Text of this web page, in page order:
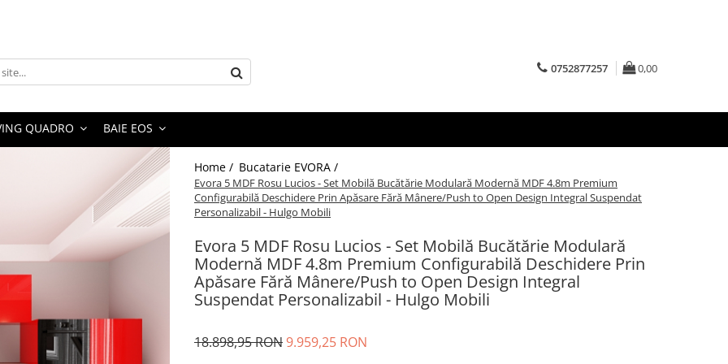
0752877257 0,00
QUADRO BAIE EOS
Home / Bucatarie EVORA /
Evora 5 MDF Rosu Lucios - Set Mobilă Bucătărie Modulară Modernă MDF 4.8m Premium
Configurabilă Deschidere Prin Apăsare Fără Mânere/Push to Open Design Integral Suspendat
Personalizabil - Hulgo Mobili
Evora 5 MDF Rosu Lucios - Set Mobilă Bucătărie Modulară
Modernă MDF 4.8m Premium Configurabilă Deschidere Prin
Apăsare Fără Mânere/Push to Open Design Integral
Suspendat Personalizabil - Hulgo Mobili
18.898,95 RON9.959,25 RON